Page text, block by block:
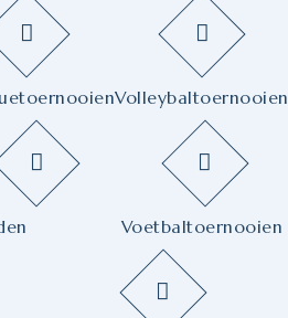
Volleybaltoernooien
Voetbaltoernooien